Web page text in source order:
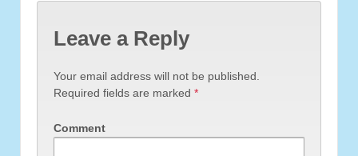
Leave a Reply
Your email address will not be published.
Required fields are marked *
Comment